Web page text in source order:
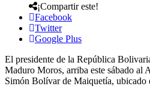
¡Compartir este!
Facebook
Twitter
Google Plus
El presidente de la República
Maduro Moros, arriba este sábado al
Simón Bolívar de Maiquetía, ubicado